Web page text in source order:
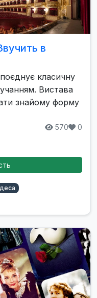
в
класичну
Вистава
знайому форму
570 0